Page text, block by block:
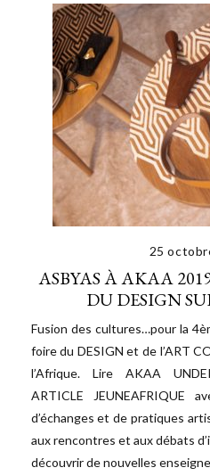
25
ASBYAS À AKAA
DU DESIGN
Fusion des cultures…pour la
foire du DESIGN et de l’ART
l’Afrique. Lire AKAA
ARTICLE JEUNEAFRIQUE
d’échanges et de pratiques
aux rencontres et aux débats
découvrir de nouvelles